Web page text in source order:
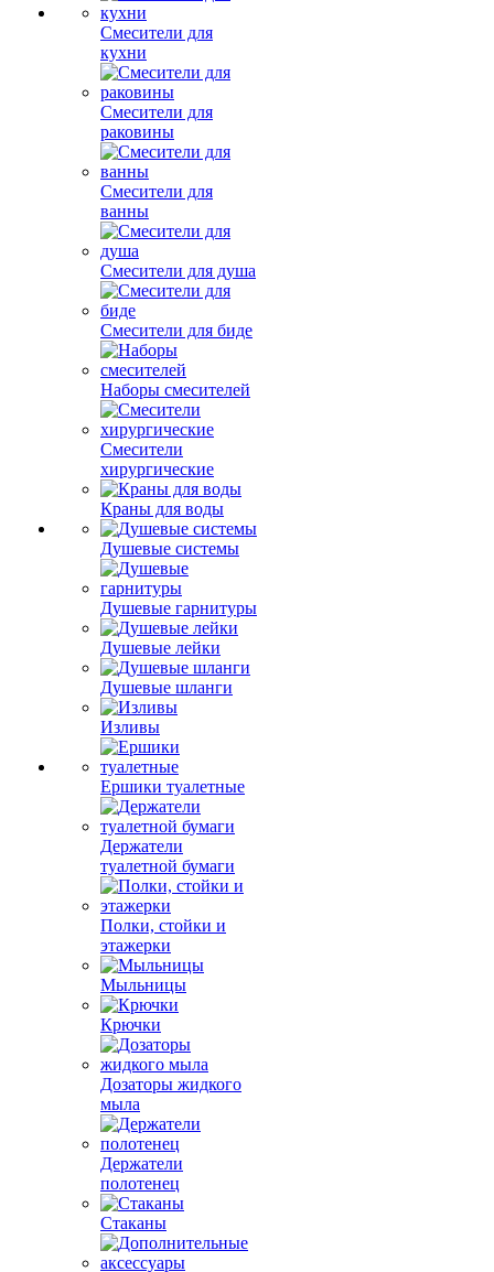
Смесители для
кухни
Смесители для
раковины
Смесители для
ванны
Смесители для душа
Смесители для биде
Наборы смесителей
Смесители
хирургические
Краны для воды
Душевые системы
Душевые гарнитуры
Душевые лейки
Душевые шланги
Изливы
Ершики туалетные
Держатели
туалетной бумаги
Полки, стойки и
этажерки
Мыльницы
Крючки
Дозаторы жидкого
мыла
Держатели
полотенец
Стаканы